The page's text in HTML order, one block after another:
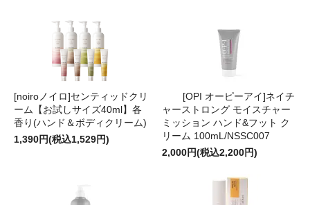
[noiroノイロ]センティッドクリ
ーム【お試しサイズ40ml】各
香り(ハンド＆ボディクリーム)
1,390円(税込1,529円)
[OPI オーピーアイ]ネイチ
ャーストロング モイスチャー
ミッション ハンド&フット ク
リーム 100mL/NSSC007
2,000円(税込2,200円)